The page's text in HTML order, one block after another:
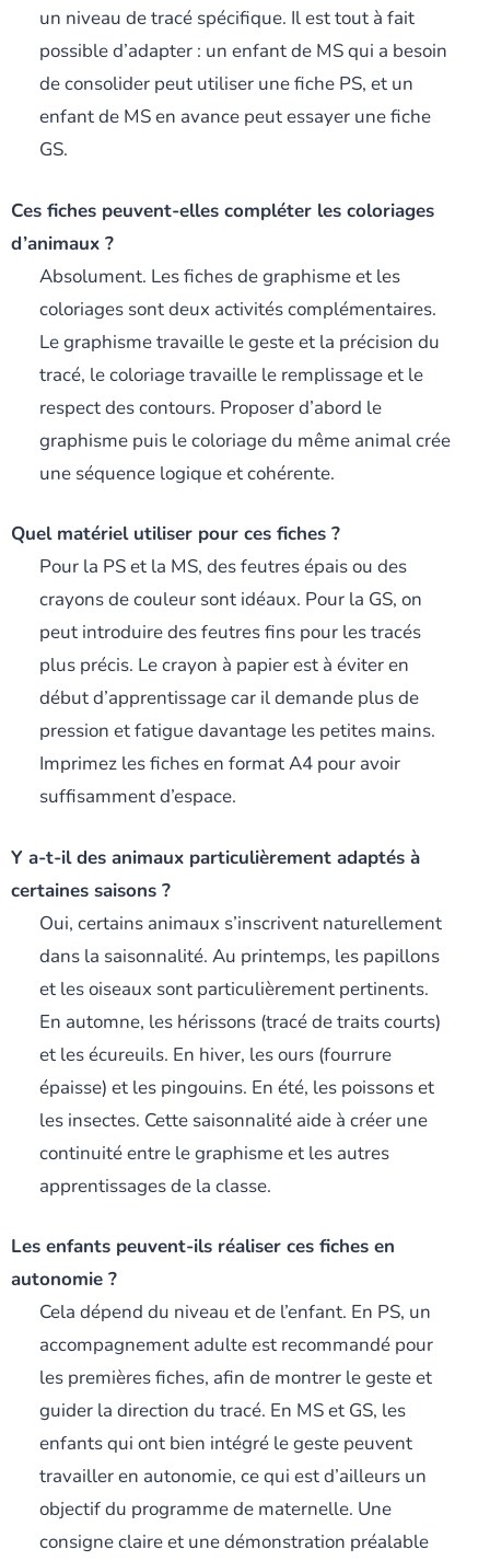
un niveau de tracé spécifique. Il est tout à fait
possible d’adapter : un enfant de MS qui a besoin
de consolider peut utiliser une fiche PS, et un
enfant de MS en avance peut essayer une fiche
GS.
Ces fiches peuvent-elles compléter les coloriages
d’animaux ?
Absolument. Les fiches de graphisme et les
coloriages sont deux activités complémentaires.
Le graphisme travaille le geste et la précision du
tracé, le coloriage travaille le remplissage et le
respect des contours. Proposer d’abord le
graphisme puis le coloriage du même animal crée
une séquence logique et cohérente.
Quel matériel utiliser pour ces fiches ?
Pour la PS et la MS, des feutres épais ou des
crayons de couleur sont idéaux. Pour la GS, on
peut introduire des feutres fins pour les tracés
plus précis. Le crayon à papier est à éviter en
début d’apprentissage car il demande plus de
pression et fatigue davantage les petites mains.
Imprimez les fiches en format A4 pour avoir
suffisamment d’espace.
Y a-t-il des animaux particulièrement adaptés à
certaines saisons ?
Oui, certains animaux s’inscrivent naturellement
dans la saisonnalité. Au printemps, les papillons
et les oiseaux sont particulièrement pertinents.
En automne, les hérissons (tracé de traits courts)
et les écureuils. En hiver, les ours (fourrure
épaisse) et les pingouins. En été, les poissons et
les insectes. Cette saisonnalité aide à créer une
continuité entre le graphisme et les autres
apprentissages de la classe.
Les enfants peuvent-ils réaliser ces fiches en
autonomie ?
Cela dépend du niveau et de l’enfant. En PS, un
accompagnement adulte est recommandé pour
les premières fiches, afin de montrer le geste et
guider la direction du tracé. En MS et GS, les
enfants qui ont bien intégré le geste peuvent
travailler en autonomie, ce qui est d’ailleurs un
objectif du programme de maternelle. Une
consigne claire et une démonstration préalable